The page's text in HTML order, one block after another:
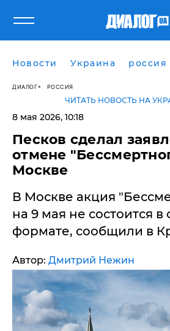
Новости Украина россия
ДИАЛОГ РОССИЯ
ЧИТАТЬ НОВОСТЬ НА
8 мая 2026, 10:18
Песков сделал
отмене
Москве
В Москве акция
на 9 мая не состоится в
формате, сообщили в
Автор: Дмитрий Нежин